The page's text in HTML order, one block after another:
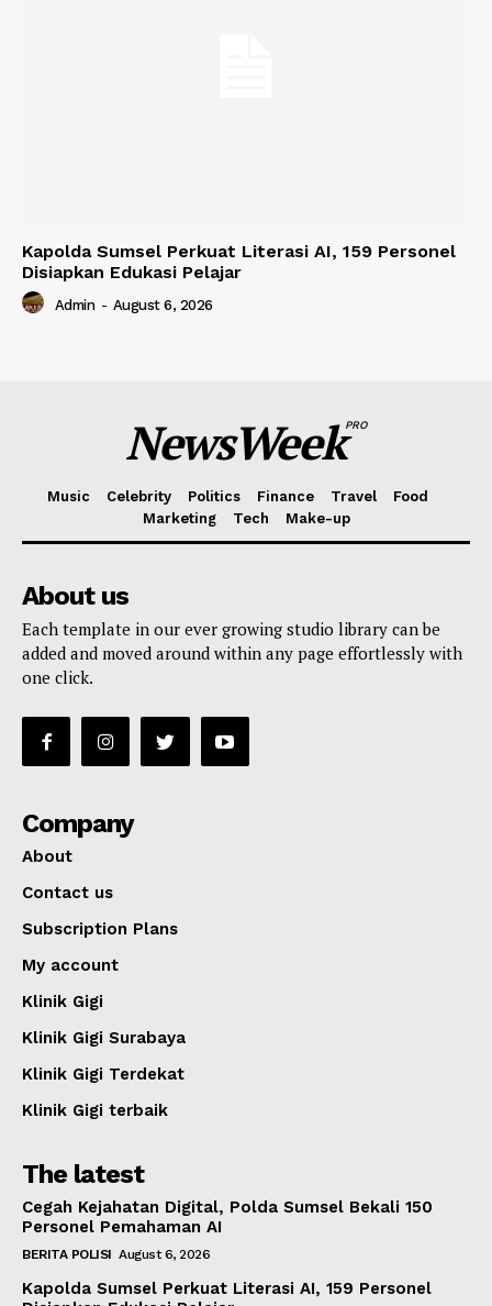
Kapolda Sumsel Perkuat Literasi AI, 159 Personel
Disiapkan Edukasi Pelajar
Admin - August 6, 2026
NewsWeekPRO
Music Celebrity Politics Finance Travel
Food
Marketing
Tech Make-up
About us
Each template in our ever growing studio library can be
added and moved around within any page effortlessly with
one click.
Company
About
Contact us
Subscription Plans
My account
Klinik Gigi
Klinik Gigi Surabaya
Klinik Gigi Terdekat
Klinik Gigi terbaik
The latest
Cegah Kejahatan Digital, Polda Sumsel Bekali 150
Personel Pemahaman AI
BERITA POLISI August 6, 2026
Kapolda Sumsel Perkuat Literasi AI, 159 Personel